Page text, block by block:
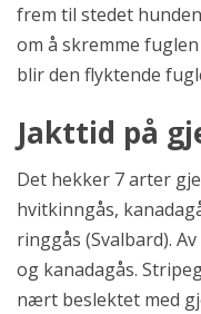
frem til stedet
om å skremme
blir den flyktende
Jakttid på
Det hekker 7 arter
hvitkinngås,
ringgås (Svalbard).
og kanadagås.
nært beslektet med